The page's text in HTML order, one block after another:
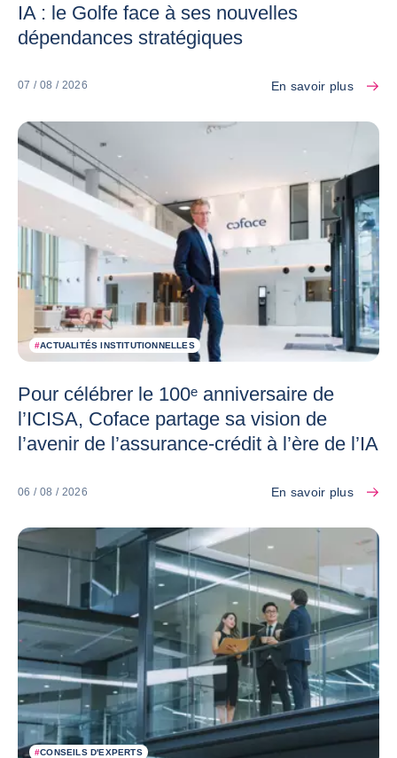
IA : le Golfe face à ses nouvelles
dépendances stratégiques
07 / 08 / 2026 En savoir plus
#ACTUALITÉS INSTITUTIONNELLES
Pour célébrer le 100ᵉ anniversaire de
l’ICISA, Coface partage sa vision de
l’avenir de l’assurance-crédit à l’ère de l’IA
06 / 08 / 2026 En savoir plus
#CONSEILS D'EXPERTS